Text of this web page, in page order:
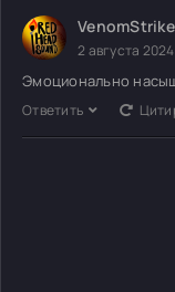
VenomStrike
2 августа
Эмоционально
Ответить